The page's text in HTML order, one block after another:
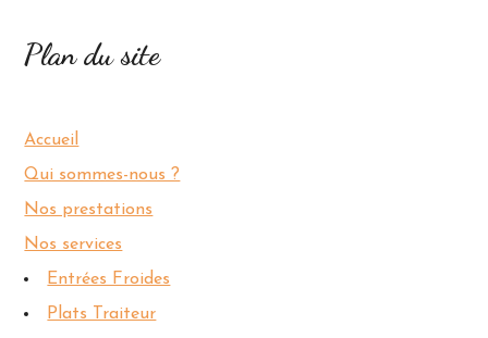
Plan du site
Accueil
Qui sommes-nous ?
Nos prestations
Nos services
Entrées Froides
Plats Traiteur